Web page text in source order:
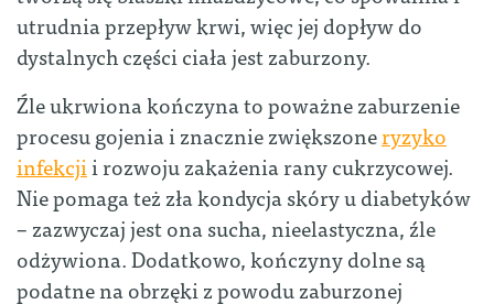
utrudnia przepływ krwi, więc jej dopływ do
dystalnych części ciała jest zaburzony.
Źle ukrwiona kończyna to poważne zaburzenie
procesu gojenia i znacznie zwiększoneryzyko
infekcjii rozwoju zakażenia rany cukrzycowej.
Nie pomaga też zła kondycja skóry u diabetyków
– zazwyczaj jest ona sucha, nieelastyczna, źle
odżywiona. Dodatkowo, kończyny dolne są
podatne na obrzęki z powodu zaburzonej